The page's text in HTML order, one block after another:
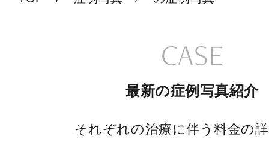
最新の症例写真紹介
CASE
それぞれの治療に伴う料金の